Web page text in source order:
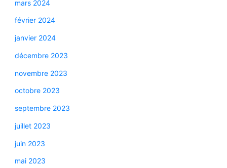
mars 2024
février 2024
janvier 2024
décembre 2023
novembre 2023
octobre 2023
septembre 2023
juillet 2023
juin 2023
mai 2023